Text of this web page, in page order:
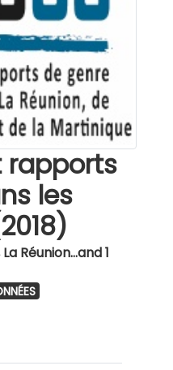
rapports
les
Réunion...and 1